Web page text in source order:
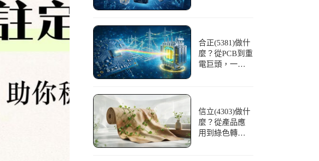
合正(5381)做什
麼？從PCB到重
電巨頭，一文
信立(4303)做什
麼？從產品應
用到綠色轉